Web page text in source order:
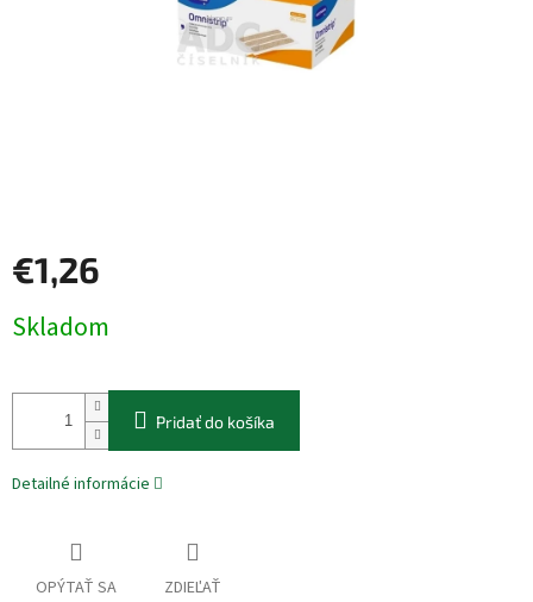
€1,26
cena:
Skladom
Pridať do košíka
Detailné informácie
OPÝTAŤ SA ZDIEĽAŤ